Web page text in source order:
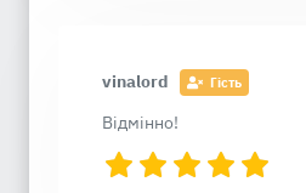
vinalord Гість
Відмінно!